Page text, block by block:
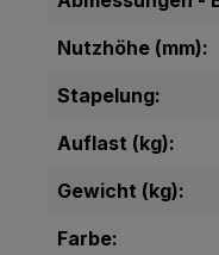
Nutzhöhe (mm):
Stapelung:
Auflast (kg):
Gewicht (kg):
Farbe: